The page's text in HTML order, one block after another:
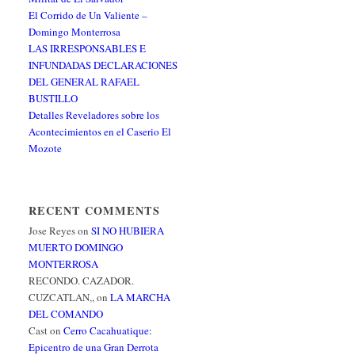
El Corrido de Un Valiente –
Domingo Monterrosa
LAS IRRESPONSABLES E
INFUNDADAS DECLARACIONES
DEL GENERAL RAFAEL
BUSTILLO
Detalles Reveladores sobre los
Acontecimientos en el Caserio El
Mozote
RECENT COMMENTS
Jose ReyesonSI NO HUBIERA
MUERTO DOMINGO
MONTERROSA
RECONDO. CAZADOR.
CUZCATLAN,,onLA MARCHA
DEL COMANDO
CastonCerro Cacahuatique:
Epicentro de una Gran Derrota